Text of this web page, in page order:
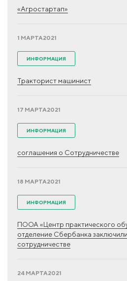
«Агростартап»
1 МАРТА2021
ИНФОРМАЦИЯ
Тракторист машинист
17 МАРТА2021
ИНФОРМАЦИЯ
соглашения о Сотрудничестве
18 МАРТА2021
ИНФОРМАЦИЯ
ПООА «Центр практического
отделение Сбербанка
сотрудничестве
24 МАРТА2021